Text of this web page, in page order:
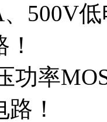
500V
功率
！